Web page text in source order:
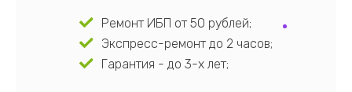
Ремонт ИБП от 50 рублей;
Экспресс-ремонт до 2 часов;
Гарантия - до 3-х лет;